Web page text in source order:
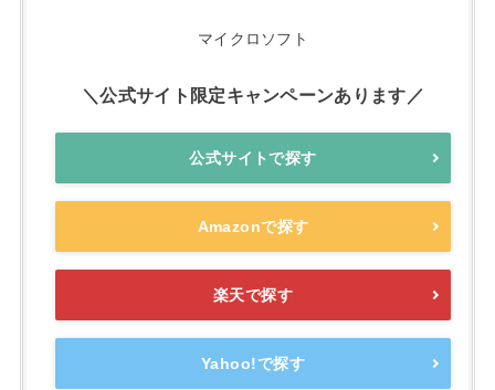
マイクロソフト
＼公式サイト限定キャンペーンあります／
公式サイトで探す
Amazonで探す
楽天で探す
Yahoo!で探す